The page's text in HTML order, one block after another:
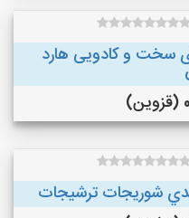
سخت و کادویی هارد
شوريجات ترشيجات